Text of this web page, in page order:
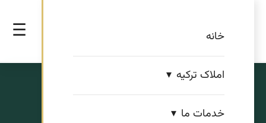
خانه
املاک ترکیه
خدمات ما
☰